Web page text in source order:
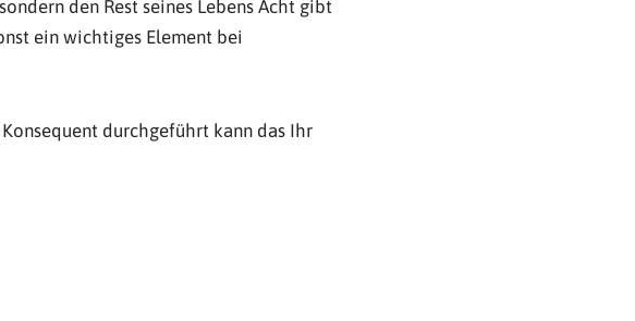
den Rest seines Lebens Acht gibt
ein wichtiges Element bei
Konsequent durchgeführt kann das Ihr